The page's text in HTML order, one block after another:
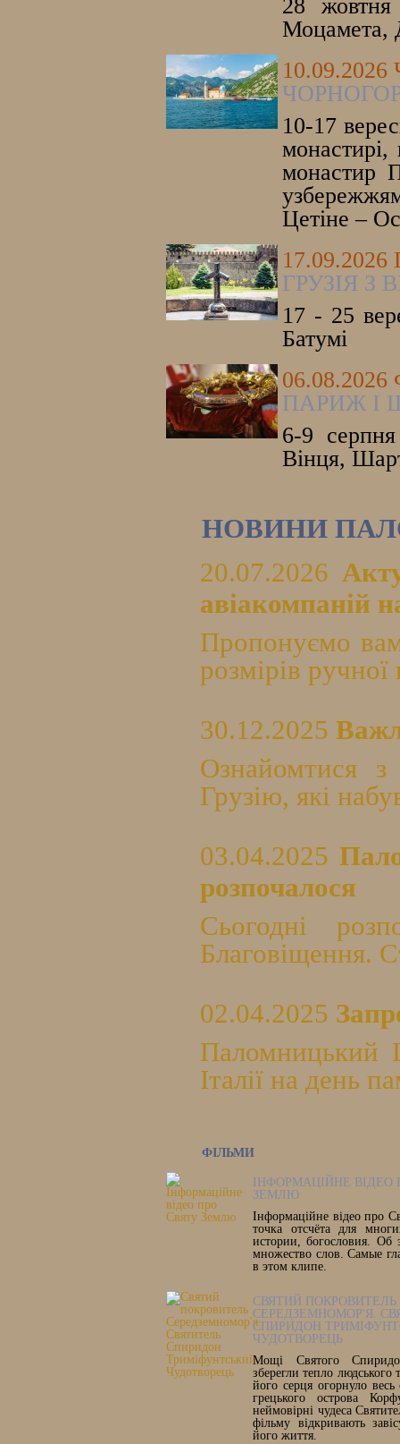
28
Моцамета,
10-17
монастирі,
монастир
Цетіне –
17.09.2026
ГРУЗІЯ З
17 - 25
Батумі
ПАРИЖ І
6-9
Вінця,
НОВИНИ
20.07.2026
авіакомпаній
Пропонуємо
розмірів
30.12.2025
Ознайомтися
Грузію, які
03.04.2025
розпочалося
Сьогодні
Благовіщення.
02.04.2025
Паломницький
Італії на день
ФІЛЬМИ
ІНФОРМАЦІЙНЕ ВІДЕО
ЗЕМЛЮ
Інформаційне відео про
точка отсчёта для
истории, богословия. Об
множество слов. Самые
в этом клипе.
СВЯТИЙ ПОКРОВИТЕЛЬ
СЕРЕДЗЕМНОМОР'Я.
СПИРИДОН
ЧУДОТВОРЕЦЬ
Мощі Святого
зберегли тепло людського
його серця огорнуло
грецького острова
неймовірні чудеса
фільму відкривають
його життя.